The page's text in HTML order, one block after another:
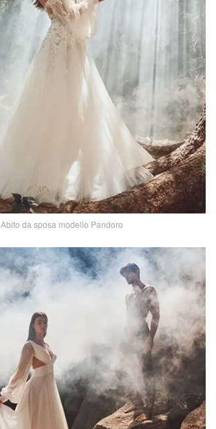
Abito da sposa modello Pandoro